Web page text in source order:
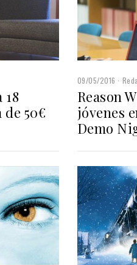
18
50€
09/05/2016
Reason
jóvenes
Demo